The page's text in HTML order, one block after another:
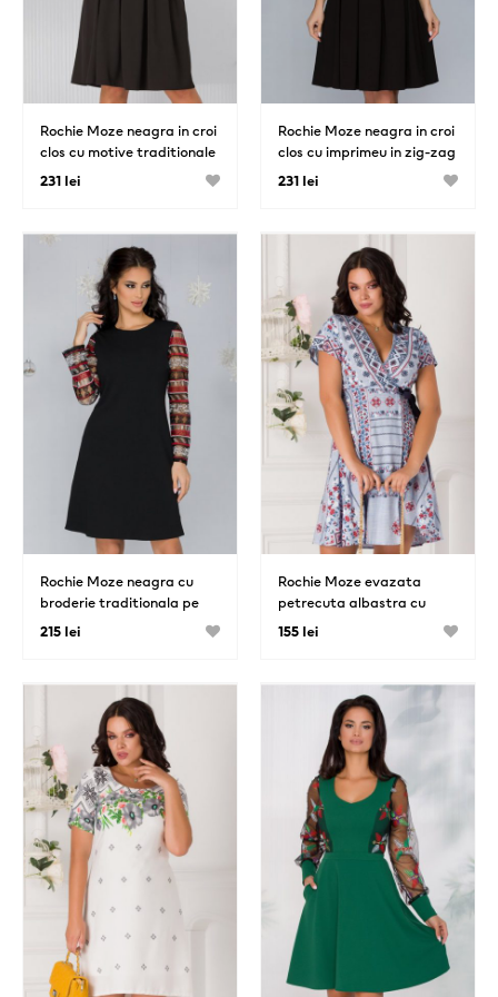
Rochie Moze neagra in croi
clos cu motive traditionale
231 lei
Rochie Moze neagra in croi
clos cu imprimeu in zig-zag
la bust si la maneci
231 lei
Rochie Moze neagra cu
broderie traditionala pe
maneci
215 lei
Rochie Moze evazata
petrecuta albastra cu
motive traditionale
155 lei